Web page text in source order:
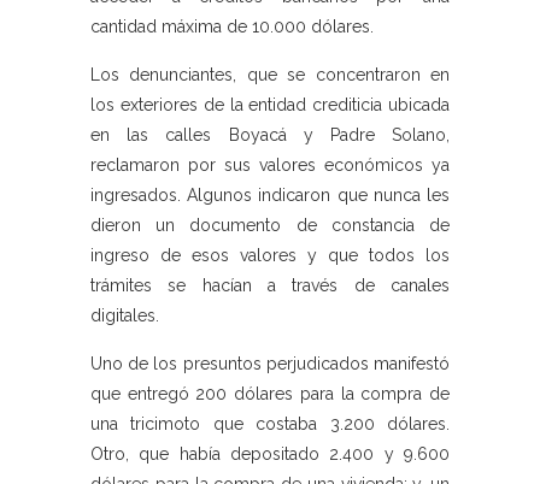
cantidad máxima de 10.000 dólares.
Los denunciantes, que se concentraron en
los exteriores de la entidad crediticia ubicada
en las calles Boyacá y Padre Solano,
reclamaron por sus valores económicos ya
ingresados. Algunos indicaron que nunca les
dieron un documento de constancia de
ingreso de esos valores y que todos los
trámites se hacían a través de canales
digitales.
Uno de los presuntos perjudicados manifestó
que entregó 200 dólares para la compra de
una tricimoto que costaba 3.200 dólares.
Otro, que había depositado 2.400 y 9.600